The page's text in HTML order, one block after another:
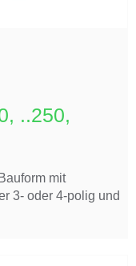
..250,
mit
3- oder 4-polig und